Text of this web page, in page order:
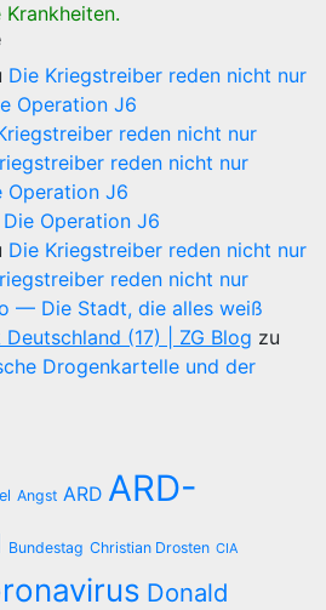
Die Kriegstreiber reden nicht nur
Operation J6
reden nicht nur
reden nicht nur
Operation J6
Die Operation J6
Die Kriegstreiber reden nicht nur
reden nicht nur
— Die Stadt, die alles weiß
(17) | ZG Blog zu
Drogenkartelle und der
Angst ARD ARD-
Bundestag Christian Drosten CIA
Donald